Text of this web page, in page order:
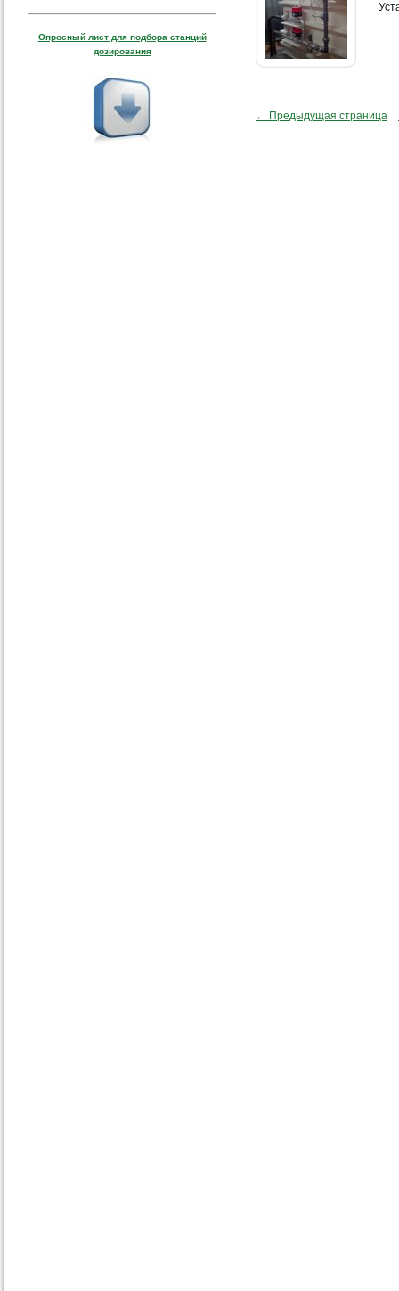
Опросный лист для подбора станций
дозирования
← Предыдущая страница